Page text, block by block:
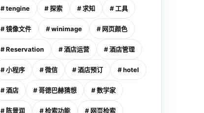
# tengine # 探索 # 求知 # 工具
# 镜像文件 # winimage # 网页颜色
# Reservation # 酒店运营 # 酒店管理
# 小程序 # 微信 # 酒店预订 # hotel
# 酒店 # 哥德巴赫猜想 # 数学家
# 陈景润 # 检索功能 # 网页检索